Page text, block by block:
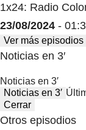
1x24: Radio
23/08/2024 -
Ver más episodios
Noticias en 3′
Noticias en 3′
Noticias en 3′
Cerrar
Otros episodios